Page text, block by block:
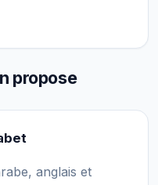
propose
anglais et